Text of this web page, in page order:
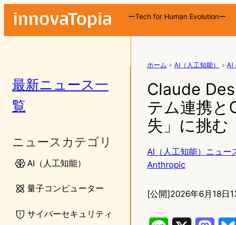
ーTech for Human Evolutionー
最新ニュース一
覧
ニュースカテゴリ
AI（人工知能）
量子コンピューター
サイバーセキュリティ
ホーム » AI（人工知能） » AI
Claude
テム連携と
失」に挑む
AI（人工知能）ニュー
Anthropic
[公開]2026年6月18日